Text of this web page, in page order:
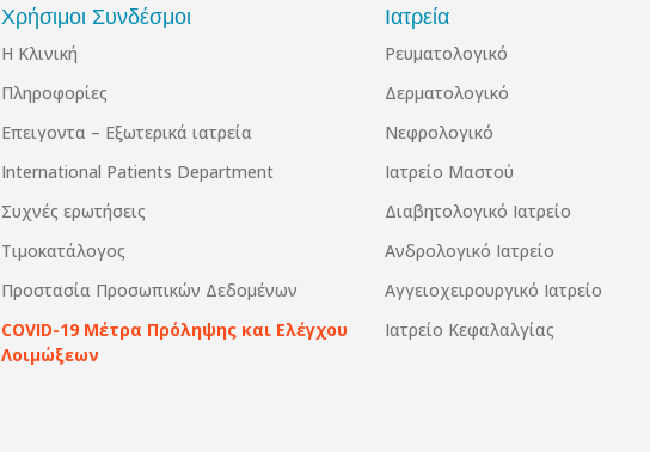
Χρήσιμοι Συνδέσμοι
Η Κλινική
Πληροφορίες
Επειγοντα – Εξωτερικά ιατρεία
International Patients Department
Συχνές ερωτήσεις
Τιμοκατάλογος
Προστασία Προσωπικών Δεδομένων
COVID-19 Μέτρα Πρόληψης και Ελέγχου
Λοιμώξεων
Ιατρεία
Ρευματολογικό
Δερματολογικό
Νεφρολογικό
Ιατρείο Μαστού
Διαβητολογικό Ιατρείο
Ανδρολογικό Ιατρείο
Αγγειοχειρουργικό Ιατρείο
Ιατρείο Κεφαλαλγίας